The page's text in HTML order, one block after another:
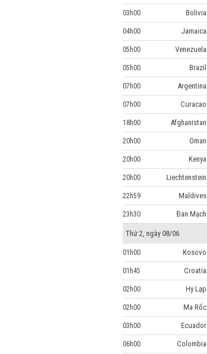
03h00 Bolivia
04h00 Jamaica
05h00 Venezuela
05h00 Brazil
07h00 Argentina
07h00 Curacao
18h00 Afghanistan
20h00 Oman
20h00 Kenya
20h00 Liechtenstein
22h59 Maldives
23h30 Đan Mạch
Thứ 2, ngày 08/06
01h00 Kosovo
01h45 Croatia
02h00 Hy Lạp
02h00 Ma Rốc
03h00 Ecuador
06h00 Colombia